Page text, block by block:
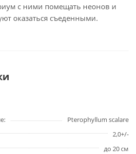
с ними помещать неонов и
оказаться съеденными.
Pterophyllum scalare
2,0+/-
до 20 см